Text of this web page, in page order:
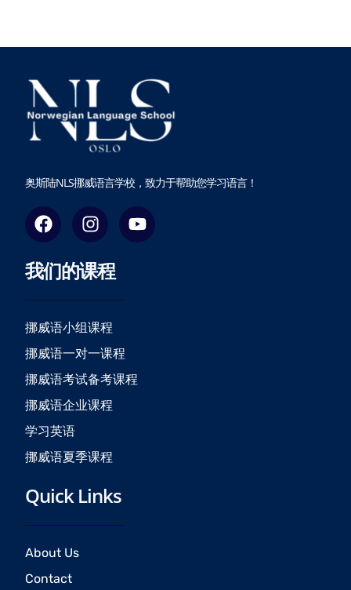
奥斯陆NLS挪威语言学校，致力于帮助您学习语言！
F
a
c
e
b
o
o
k
I
n
s
t
a
g
r
a
m
Y
o
u
我们的课程
挪威语小组课程
挪威语一对一课程
挪威语考试备考课程
挪威语企业课程
学习英语
挪威语夏季课程
Quick Links
About Us
Contact